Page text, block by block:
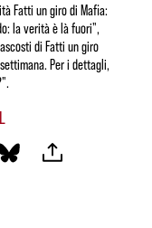
Fatti un giro di Mafia:
la verità è là fuori",
di Fatti un giro
Per i dettagli,